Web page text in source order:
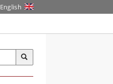
English